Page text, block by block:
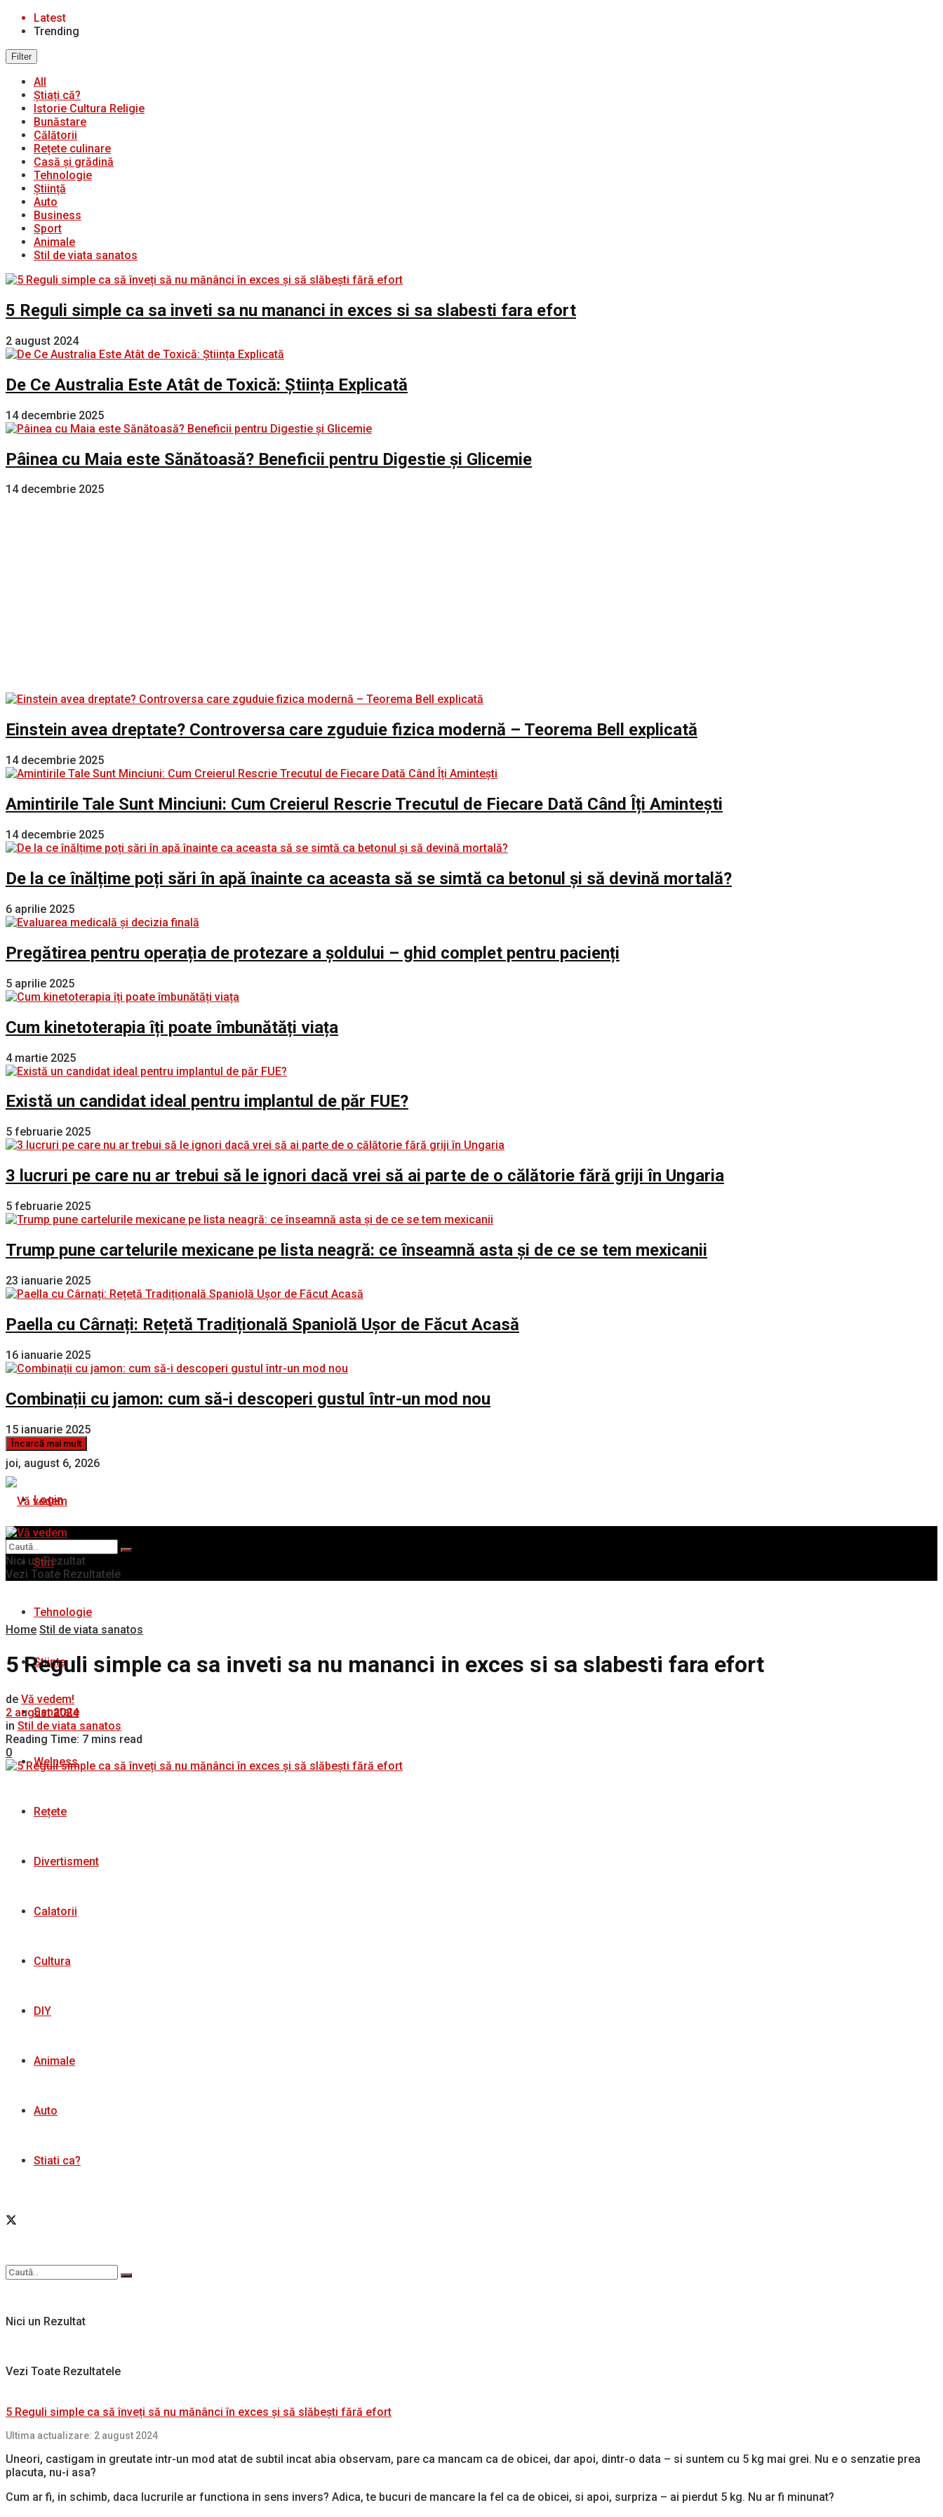
Latest
Trending
Filter
All
Știați că?
Istorie Cultura Religie
Bunăstare
Călătorii
Rețete culinare
Casă și grădină
Tehnologie
Știință
Auto
Business
Sport
Animale
Stil de viata sanatos
5 Reguli simple ca sa inveti sa nu mananci in exces si sa slabesti fara efort
2 august 2024
De Ce Australia Este Atât de Toxică: Știința Explicată
14 decembrie 2025
Pâinea cu Maia este Sănătoasă? Beneficii pentru Digestie și Glicemie
14 decembrie 2025
Einstein avea dreptate? Controversa care zguduie fizica modernă – Teorema Bell explicată
14 decembrie 2025
Amintirile Tale Sunt Minciuni: Cum Creierul Rescrie Trecutul de Fiecare Dată Când Îți Amintești
14 decembrie 2025
De la ce înălțime poți sări în apă înainte ca aceasta să se simtă ca betonul și să devină mortală?
6 aprilie 2025
Pregătirea pentru operația de protezare a șoldului – ghid complet pentru pacienți
5 aprilie 2025
Cum kinetoterapia îți poate îmbunătăți viața
4 martie 2025
Există un candidat ideal pentru implantul de păr FUE?
5 februarie 2025
3 lucruri pe care nu ar trebui să le ignori dacă vrei să ai parte de o călătorie fără griji în Ungaria
5 februarie 2025
Trump pune cartelurile mexicane pe lista neagră: ce înseamnă asta și de ce se tem mexicanii
23 ianuarie 2025
Paella cu Cârnați: Rețetă Tradițională Spaniolă Ușor de Făcut Acasă
16 ianuarie 2025
Combinații cu jamon: cum să-i descoperi gustul într-un mod nou
15 ianuarie 2025
Încarcă mai mult
joi, august 6, 2026
Login
Stiri
Tehnologie
Stiinta
Sanatate
Welness
Rețete
Divertisment
Calatorii
Cultura
DIY
Animale
Auto
Stiati ca?
Nici un Rezultat
Vezi Toate Rezultatele
Nici un Rezultat
Vezi Toate Rezultatele
Home Stil de viata sanatos
5 Reguli simple ca sa inveti sa nu mananci in exces si sa slabesti fara efort
de Vă vedem!
2 august 2024
in Stil de viata sanatos
Reading Time: 7 mins read
0
5 Reguli simple ca să înveți să nu mănânci în exces și să slăbești fără efort
Ultima actualizare: 2 august 2024
Uneori, castigam in greutate intr-un mod atat de subtil incat abia observam, pare ca mancam ca de obicei, dar apoi, dintr-o data – si suntem cu 5 kg mai grei. Nu e o senzatie prea
placuta, nu-i asa?
Cum ar fi, in schimb, daca lucrurile ar functiona in sens invers? Adica, te bucuri de mancare la fel ca de obicei, si apoi, surpriza – ai pierdut 5 kg. Nu ar fi minunat?